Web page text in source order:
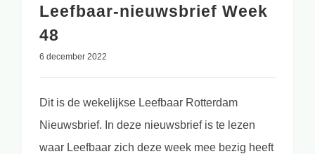
Leefbaar-nieuwsbrief Week
48
6 december 2022
Dit is de wekelijkse Leefbaar Rotterdam
Nieuwsbrief. In deze nieuwsbrief is te lezen
waar Leefbaar zich deze week mee bezig heeft